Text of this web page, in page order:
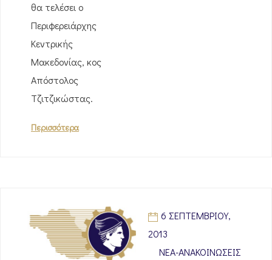
θα τελέσει ο
Περιφερειάρχης
Κεντρικής
Μακεδονίας, κος
Απόστολος
Τζιτζικώστας.
Περισσότερα
6 ΣΕΠΤΕΜΒΡΊΟΥ,
2013
ΝΈΑ-ΑΝΑΚΟΙΝΏΣΕΙΣ